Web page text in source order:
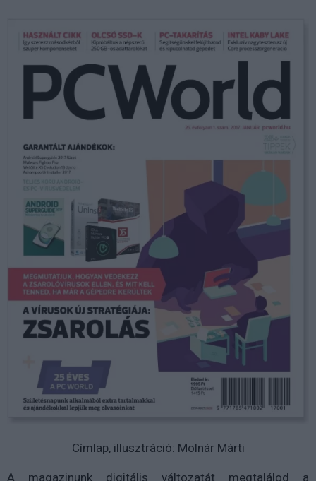
Címlap, illusztráció: Molnár Márti
A magazinunk digitális változatát megtalálod a